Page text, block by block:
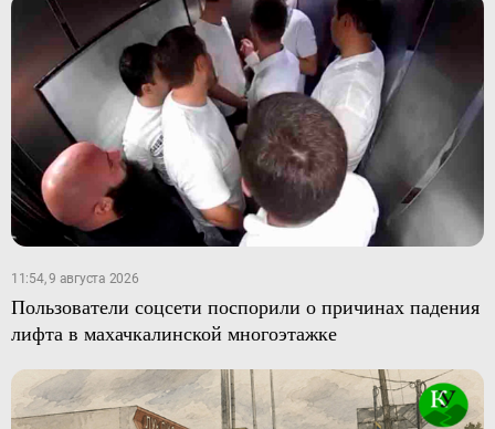
11:54, 9 августа 2026
Пользователи соцсети поспорили о причинах падения
лифта в махачкалинской многоэтажке